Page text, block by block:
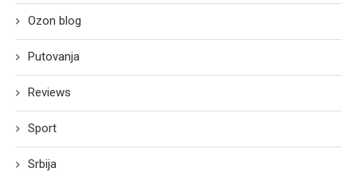
Ozon blog
Putovanja
Reviews
Sport
Srbija